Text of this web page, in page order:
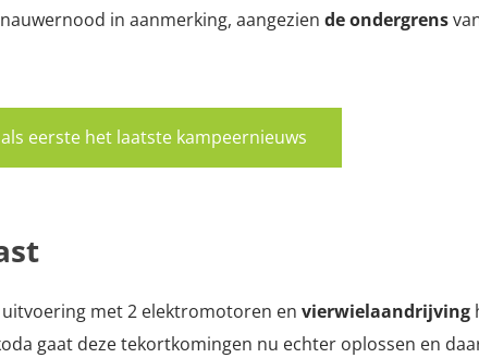
in aanmerking, aangezien de ondergrens
eerste het laatste kampeernieuws
uitvoering met 2 elektromotoren en vierwielaandrijving
gaat deze tekortkomingen nu echter oplossen en